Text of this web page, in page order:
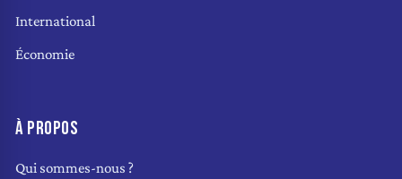
International
Économie
À PROPOS
Qui sommes-nous ?